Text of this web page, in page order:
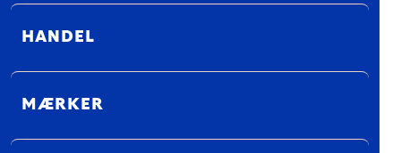
HANDEL
MÆRKER